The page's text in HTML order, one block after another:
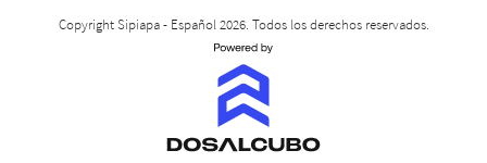
Copyright Sipiapa - Español 2026. Todos los derechos reservados.